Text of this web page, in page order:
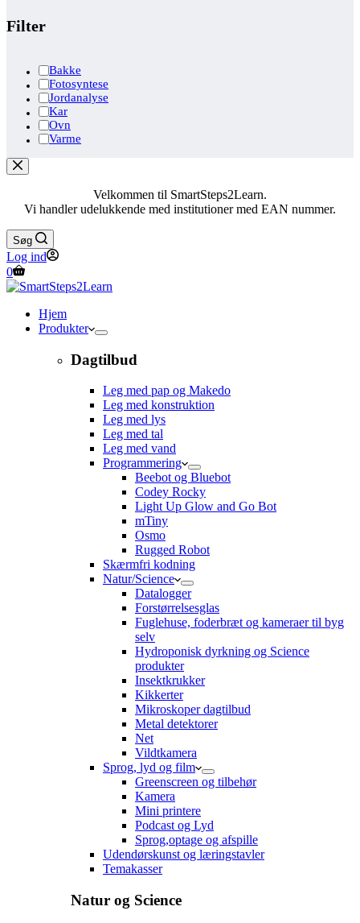
Filter
Bakke
Fotosyntese
Jordanalyse
Kar
Ovn
Varme
Velkommen til SmartSteps2Learn.
Vi handler udelukkende med institutioner med EAN nummer.
Søg
Log ind
Indkøbskurv
0
Hjem
Produkter
Dagtilbud
Leg med pap og Makedo
Leg med konstruktion
Leg med lys
Leg med tal
Leg med vand
Programmering
Beebot og Bluebot
Codey Rocky
Light Up Glow and Go Bot
mTiny
Osmo
Rugged Robot
Skærmfri kodning
Natur/Science
Datalogger
Forstørrelsesglas
Fuglehuse, foderbræt og kameraer til byg
selv
Hydroponisk dyrkning og Science
produkter
Insektkrukker
Kikkerter
Mikroskoper dagtilbud
Metal detektorer
Net
Vildtkamera
Sprog, lyd og film
Greenscreen og tilbehør
Kamera
Mini printere
Podcast og Lyd
Sprog,optage og afspille
Udendørskunst og læringstavler
Temakasser
Natur og Science